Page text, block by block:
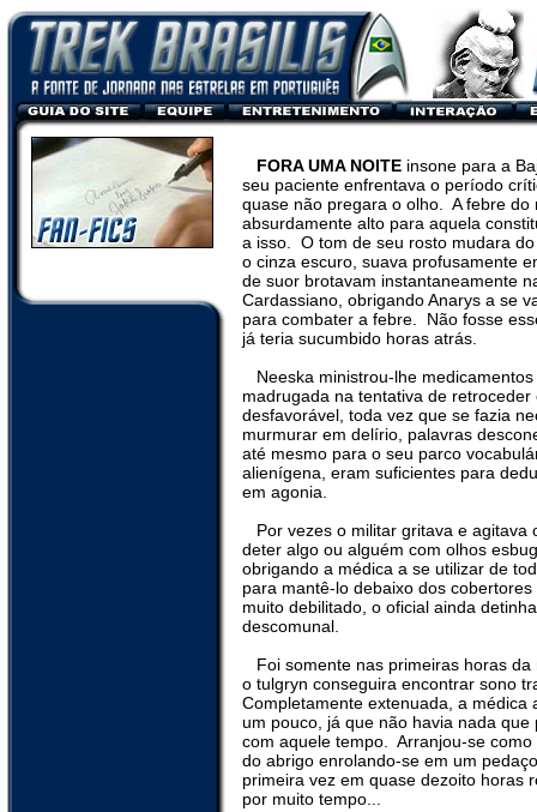
FORA UMA NOITE insone para a
seu paciente enfrentava o período
quase não pregara o olho.
A febre do
absurdamente alto para aquela
a isso.
O tom de seu rosto mudara
o cinza escuro, suava profusamente
de suor brotavam instantaneamente
Cardassiano, obrigando Anarys a se
para combater a febre.
Não fosse
já teria sucumbido horas atrás.
Neeska ministrou-lhe
madrugada na tentativa de
desfavorável, toda vez que se fazia
murmurar em delírio, palavras
até mesmo para o seu parco
alienígena, eram suficientes para
em agonia.
Por vezes o militar gritava e agitava
deter algo ou alguém com olhos
obrigando a médica a se utilizar de
para mantê-lo debaixo dos
muito debilitado, o oficial ainda
descomunal.
Foi somente nas primeiras horas
o tulgryn conseguira encontrar sono
Completamente extenuada, a médica
um pouco, já que não havia nada que
com aquele tempo.
Arranjou-se
do abrigo enrolando-se em um
primeira vez em quase dezoito horas
por muito tempo...